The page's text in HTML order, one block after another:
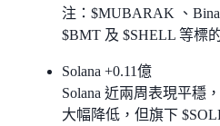
注：$MUBARAK 、
$BMT 及 $SHELL 等標
Solana +0.11億
Solana 近兩周表現平穩
大幅降低，但旗下